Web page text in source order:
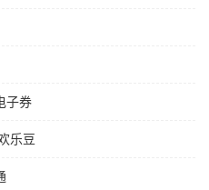
子券
乐豆